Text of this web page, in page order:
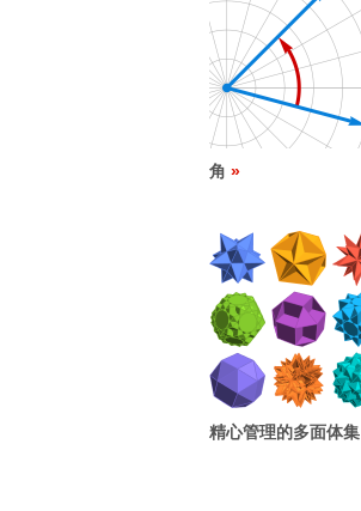
角
精心管理的多面体集